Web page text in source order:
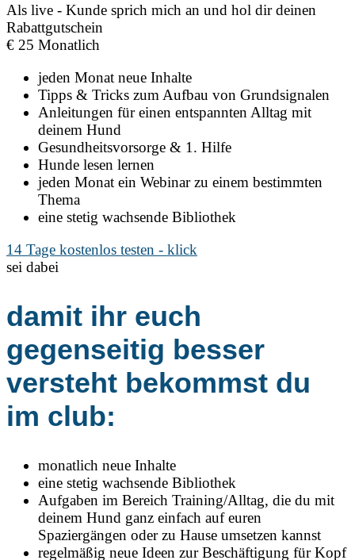
Als live - Kunde sprich mich an und hol dir deinen
Rabattgutschein
€ 25 Monatlich
jeden Monat neue Inhalte
Tipps & Tricks zum Aufbau von Grundsignalen
Anleitungen für einen entspannten Alltag mit
deinem Hund
Gesundheitsvorsorge & 1. Hilfe
Hunde lesen lernen
jeden Monat ein Webinar zu einem bestimmten
Thema
eine stetig wachsende Bibliothek
14 Tage kostenlos testen - klick
sei dabei
damit ihr euch
gegenseitig besser
versteht bekommst du
im club:
monatlich neue Inhalte
eine stetig wachsende Bibliothek
Aufgaben im Bereich Training/Alltag, die du mit
deinem Hund ganz einfach auf euren
Spaziergängen oder zu Hause umsetzen kannst
regelmäßig neue Ideen zur Beschäftigung für Kopf